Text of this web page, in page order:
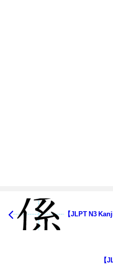
【JLPT N3
【